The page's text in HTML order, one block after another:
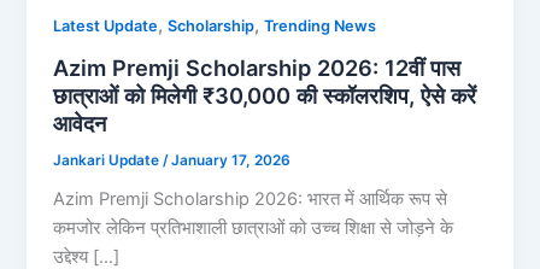
Latest Update,Scholarship,Trending News
Azim Premji Scholarship 2026: 12वीं पास
छात्राओं को मिलेगी ₹30,000 की स्कॉलरशिप, ऐसे करें
आवेदन
Jankari Update /January 17, 2026
Azim Premji Scholarship 2026: भारत में आर्थिक रूप से
कमजोर लेकिन प्रतिभाशाली छात्राओं को उच्च शिक्षा से जोड़ने के
उद्देश्य […]